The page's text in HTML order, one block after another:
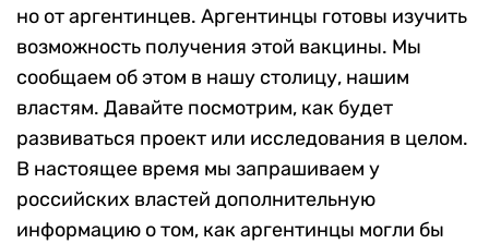
но от аргентинцев. Аргентинцы готовы изучить
возможность получения этой вакцины. Мы
сообщаем об этом в нашу столицу, нашим
властям. Давайте посмотрим, как будет
развиваться проект или исследования в целом.
В настоящее время мы запрашиваем у
российских властей дополнительную
информацию о том, как аргентинцы могли бы